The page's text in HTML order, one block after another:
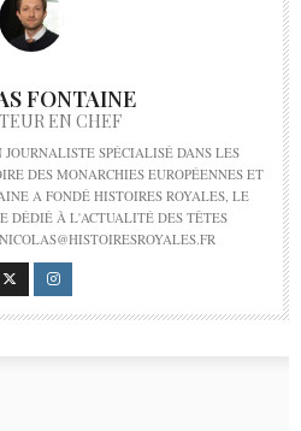
FONTAINE
EN CHEF
SPÉCIALISÉ DANS LES
DES MONARCHIES EUROPÉENNES ET
A FONDÉ HISTOIRES ROYALES, LE
DÉDIÉ À L'ACTUALITÉ DES TÊTES